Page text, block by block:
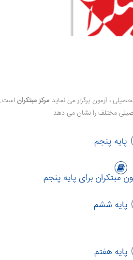
، آزمون برگزار می نماید مرکز مبتکران است.
مختلف را نشان می دهد.
پایه پنجم
پایه ششم
پایه هفتم